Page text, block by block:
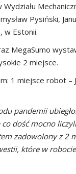
Pysiński,
w Estonii.
MegaSumo
2 miejsce.
1 miejsce robot
pandemii
dość mocno
zadowolony z
które w